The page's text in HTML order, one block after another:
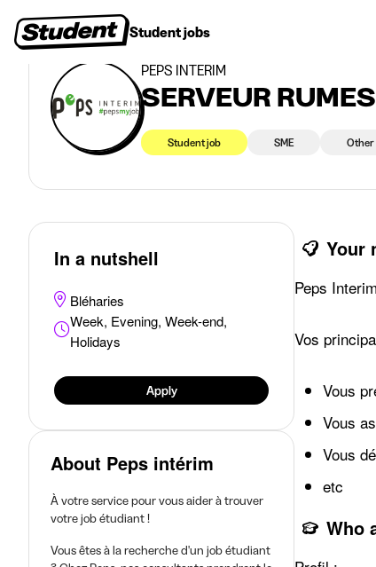
Student jobs
Student jobs>Bléharies
PEPS INTÉRIM
SERVEUR RUMES
Student job SME
In a nutshell
Bléharies
Week, Evening, Week-end,
Holidays
Apply
About Peps intérim
À votre service pour vous aider à trouver
votre job étudiant !
Vous êtes à la recherche d'un job étudiant
Your
Peps
Vos
Vous
Vous
Vous
etc
Who